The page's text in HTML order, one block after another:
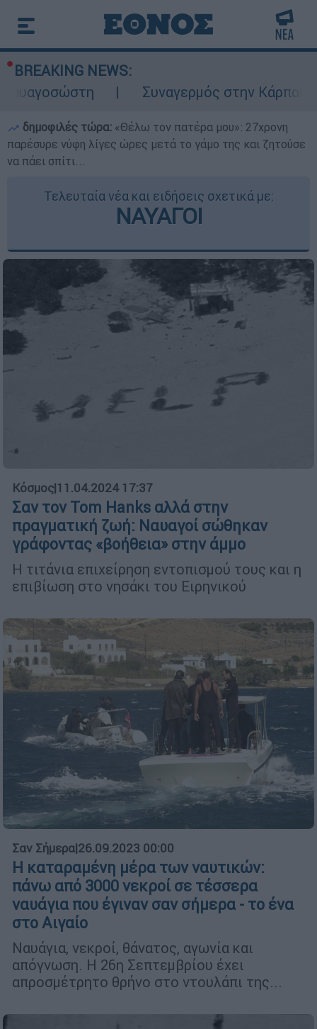
BREAKING NEWS:
Συναγερμός στην Κάρπαθο:
δημοφιλές τώρα: «Θέλω τον πατέρα μου»: 27χρονη
παρέσυρε νύφη λίγες ώρες μετά το γάμο της και ζητούσε
να πάει σπίτι...
Τελευταία νέα και ειδήσεις σχετικά με:
ΝΑΥΑΓΟΙ
Κόσμος|11.04.2024 17:37
Σαν τον Tom Hanks αλλά στην
πραγματική ζωή: Ναυαγοί σώθηκαν
γράφοντας «βοήθεια» στην άμμο
Η τιτάνια επιχείρηση εντοπισμού τους και η
επιβίωση στο νησάκι του Ειρηνικού
Σαν Σήμερα|26.09.2023 00:00
Η καταραμένη μέρα των ναυτικών:
πάνω από 3000 νεκροί σε τέσσερα
ναυάγια που έγιναν σαν σήμερα - το ένα
στο Αιγαίο
Ναυάγια, νεκροί, θάνατος, αγωνία και
απόγνωση. Η 26η Σεπτεμβρίου έχει
απροσμέτρητο θρήνο στο ντουλάπι της...